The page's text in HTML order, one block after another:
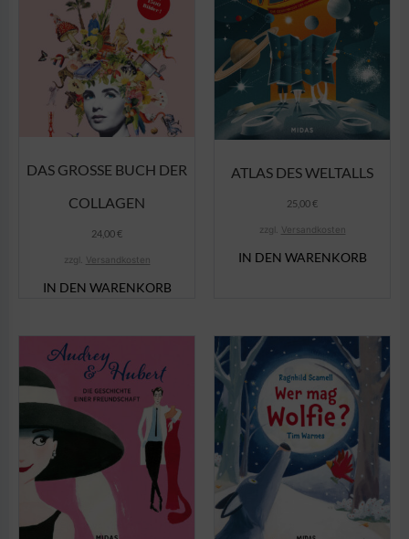
DAS GROSSE BUCH DER C
OLLAGEN
24,00€
zzgl. Versandkosten
IN DEN WARENKORB
ATLAS DES WELTALLS
25,00€
zzgl. Versandkosten
IN DEN WARENKORB